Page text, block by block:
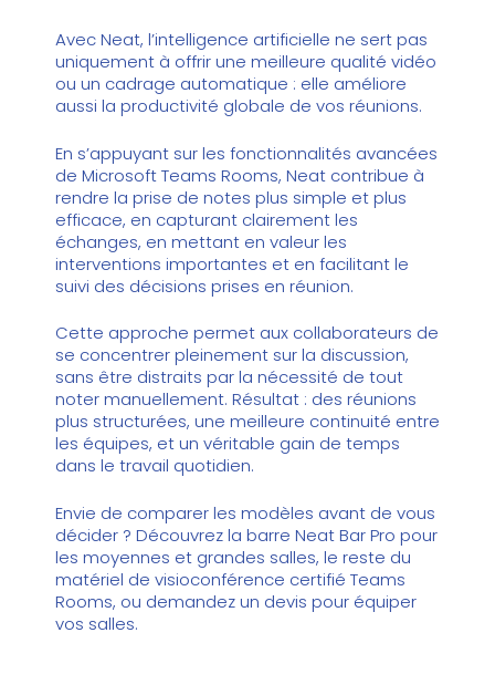
AvecNeat, l’intelligence artificielle ne sert pas
uniquement à offrir une meilleure qualité vidéo
ou un cadrage automatique : elle améliore
aussi la productivité globale de vos réunions.
En s’appuyant sur les fonctionnalités avancées
de Microsoft Teams Rooms, Neat contribue à
rendre la prise de notes plus simple et plus
efficace, en capturant clairement les
échanges, en mettant en valeur les
interventions importantes et en facilitant le
suivi des décisions prises en réunion.
Cette approche permet aux collaborateurs de
se concentrer pleinement sur la discussion,
sans être distraits par la nécessité de tout
noter manuellement. Résultat : des réunions
plus structurées, une meilleure continuité entre
les équipes, et un véritable gain de temps
dans le travail quotidien.
Envie de comparer les modèles avant de vous
décider ? Découvrez la barre Neat Bar Pro pour
les moyennes et grandes salles, le reste du
matériel de visioconférence certifié Teams
Rooms, ou demandez un devis pour équiper
vos salles.